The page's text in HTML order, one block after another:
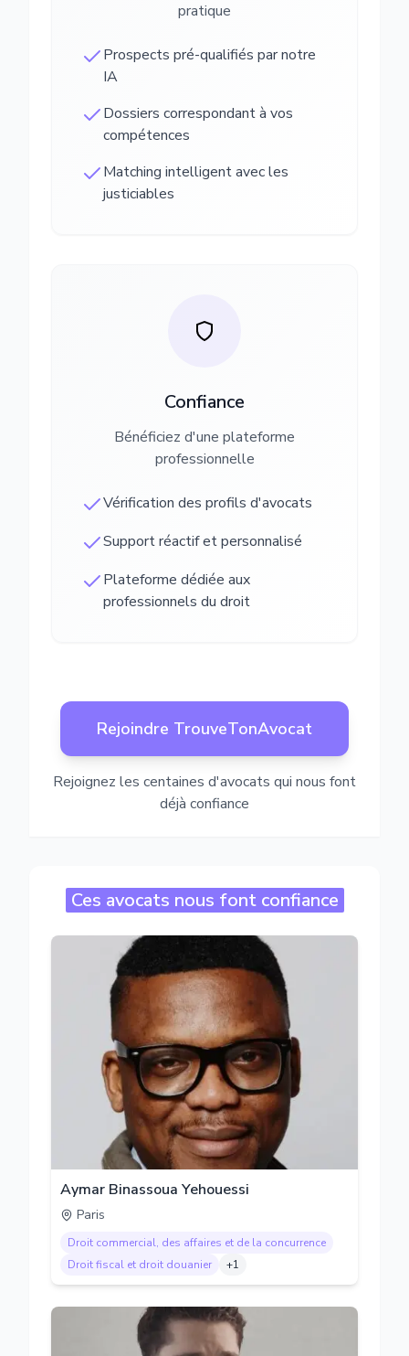
pratique
Prospects pré-qualifiés par notre
IA
Dossiers correspondant à vos
compétences
Matching intelligent avec les
justiciables
Confiance
Bénéficiez d'une plateforme
professionnelle
Vérification des profils d'avocats
Support réactif et personnalisé
Plateforme dédiée aux
professionnels du droit
Rejoindre TrouveTonAvocat
Rejoignez les centaines d'avocats qui nous font
déjà confiance
Ces avocats nous font confiance
Aymar Binassoua Yehouessi
Paris
Droit commercial, des affaires et de la concurrence
Droit fiscal et droit douanier
+1